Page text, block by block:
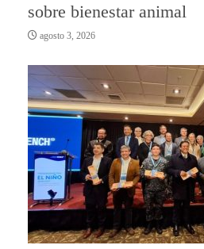
sobre bienestar animal
agosto 3, 2026